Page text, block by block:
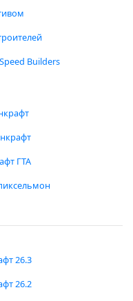
Builders
ГТА
26.3
26.2